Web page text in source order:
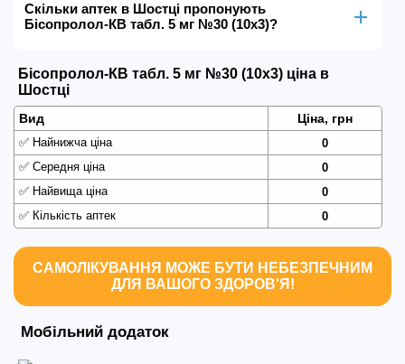
Скільки аптек в Шостці пропонують
Бісопролол-КВ табл. 5 мг №30 (10х3)?
Бісопролол-КВ табл. 5 мг №30 (10х3) ціна в
Шостці
Вид Ціна, грн
✅ Найнижча ціна
0
✅ Середня ціна
0
✅ Найвища ціна
0
✅ Кількість аптек 0
САМОЛІКУВАННЯ МОЖЕ БУТИ НЕБЕЗПЕЧНИМ
ДЛЯ ВАШОГО ЗДОРОВ'Я!
Мобільний додаток